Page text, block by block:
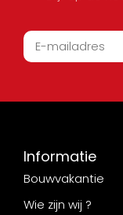
Informatie
Bouwvakantie
Wie zijn wij ?